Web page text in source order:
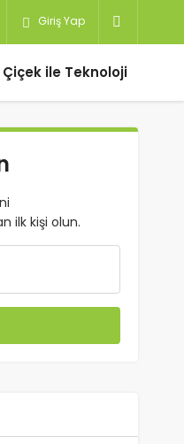
Giriş Yap
Çiçek ile Teknoloji
ilk kişi olun.